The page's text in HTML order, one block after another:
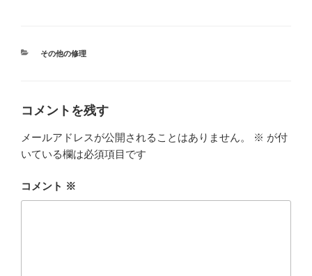
カ
その他の修理
コメントを残す
メールアドレスが公開されることはありません。 ※ が付
いている欄は必須項目です
コメント ※